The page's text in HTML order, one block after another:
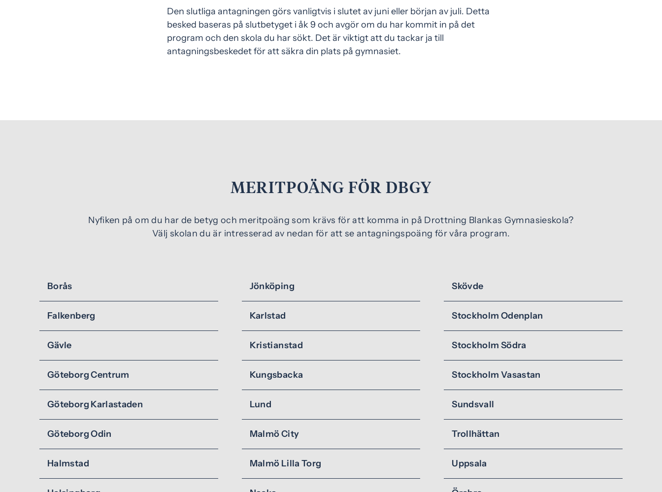
Den slutliga antagningen görs vanligtvis i slutet av juni eller början av juli. Detta
besked baseras på slutbetyget i åk 9 och avgör om du har kommit in på det
program och den skola du har sökt. Det är viktigt att du tackar ja till
antagningsbeskedet för att säkra din plats på gymnasiet.
MERITPOÄNG FÖR DBGY
Nyfiken på om du har de betyg och meritpoäng som krävs för att komma in på Drottning Blankas Gymnasieskola?
Välj skolan du är intresserad av nedan för att se antagningspoäng för våra program.
Borås
Falkenberg
Gävle
Göteborg Centrum
Göteborg Karlastaden
Göteborg Odin
Halmstad
Jönköping
Karlstad
Kristianstad
Kungsbacka
Lund
Malmö City
Malmö Lilla Torg
Skövde
Stockholm Odenplan
Stockholm Södra
Stockholm Vasastan
Sundsvall
Trollhättan
Uppsala